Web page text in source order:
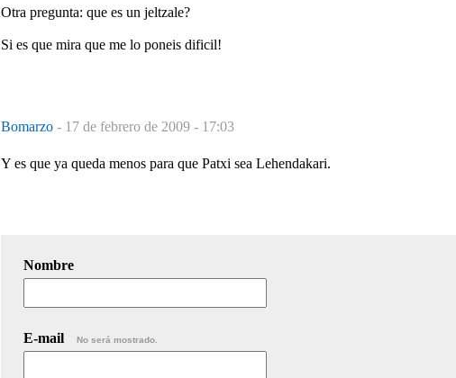
Otra pregunta: que es un jeltzale?
Si es que mira que me lo poneis dificil!
Bomarzo - 17 de febrero de 2009 - 17:03
Y es que ya queda menos para que Patxi sea Lehendakari.
Nombre
E-mail No será mostrado.